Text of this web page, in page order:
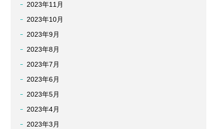
2023年11月
2023年10月
2023年9月
2023年8月
2023年7月
2023年6月
2023年5月
2023年4月
2023年3月